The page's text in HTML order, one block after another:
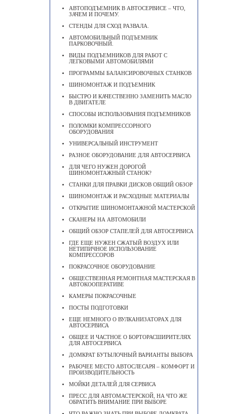
АВТОПОДЪЕМНИК В АВТОСЕРВИСЕ – ЧТО,
ЗАЧЕМ И ПОЧЕМУ.
СТЕНДЫ ДЛЯ СХОД РАЗВАЛА.
АВТОМОБИЛЬНЫЙ ПОДЪЕМНИК
ПАРКОВОЧНЫЙ.
ВИДЫ ПОДЪЕМНИКОВ ДЛЯ РАБОТ С
ЛЕГКОВЫМИ АВТОМОБИЛЯМИ
ПРОГРАММЫ БАЛАНСИРОВОЧНЫХ СТАНКОВ
ШИНОМОНТАЖ И ПОДЪЕМНИК
БЫСТРО И КАЧЕСТВЕННО ЗАМЕНИТЬ МАСЛО
В ДВИГАТЕЛЕ
CПОСОБЫ ИСПОЛЬЗОВАНИЯ ПОДЪЕМНИКОВ
ПОЛОМКИ КОМПРЕССОРНОГО
ОБОРУДОВАНИЯ
УНИВЕРСАЛЬНЫЙ ИНСТРУМЕНТ
РАЗНОЕ ОБОРУДОВАНИЕ ДЛЯ АВТОСЕРВИСА
ДЛЯ ЧЕГО НУЖЕН ДОРОГОЙ
ШИНОМОНТАЖНЫЙ СТАНОК?
СТАНКИ ДЛЯ ПРАВКИ ДИСКОВ ОБЩИЙ ОБЗОР
ШИНОМОНТАЖ И РАСХОДНЫЕ МАТЕРИАЛЫ
ОТКРЫТИЕ ШИНОМОНТАЖНОЙ МАСТЕРСКОЙ
СКАНЕРЫ НА АВТОМОБИЛИ
ОБЩИЙ ОБЗОР СТАПЕЛЕЙ ДЛЯ АВТОСЕРВИСА
ГДЕ ЕЩЕ НУЖЕН СЖАТЫЙ ВОЗДУХ ИЛИ
НЕТИПИЧНОЕ ИСПОЛЬЗОВАНИЕ
КОМПРЕССОРОВ
ПОКРАСОЧНОЕ ОБОРУДОВАНИЕ
ОБЩЕСТВЕННАЯ РЕМОНТНАЯ МАСТЕРСКАЯ В
АВТОКООПЕРАТИВЕ
КАМЕРЫ ПОКРАСОЧНЫЕ
ПОСТЫ ПОДГОТОВКИ
ЕЩЕ НЕМНОГО О ВУЛКАНИЗАТОРАХ ДЛЯ
АВТОСЕРВИСА
ОБЩЕЕ И ЧАСТНОЕ О БОРТОРАСШИРИТЕЛЯХ
ДЛЯ АВТОСЕРВИСА
ДОМКРАТ БУТЫЛОЧНЫЙ ВАРИАНТЫ ВЫБОРА
РАБОЧЕЕ МЕСТО АВТОСЛЕСАРЯ – КОМФОРТ И
ПРОИЗВОДИТЕЛЬНОСТЬ
МОЙКИ ДЕТАЛЕЙ ДЛЯ СЕРВИСА
ПРЕСС ДЛЯ АВТОМАСТЕРСКОЙ, НА ЧТО ЖЕ
ОБРАТИТЬ ВНИМАНИЕ ПРИ ВЫБОРЕ